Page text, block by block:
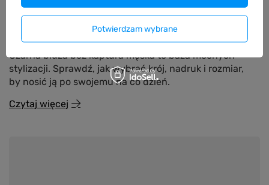
Czarna bluza bez kaptura męska - jak ją nosić
Czarna bluza bez kaptura męska to baza mocnych
stylizacji. Sprawdź, jak wybrać krój, nadruk i rozmiar,
by nosić ją po swojemu na co dzień.
Czytaj więcej
Potwierdzam wybrane